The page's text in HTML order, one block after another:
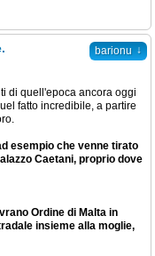
barionu ↓
di quell'epoca ancora oggi
fatto incredibile, a partire
esempio che venne tirato
Caetani, proprio dove
Ordine di Malta in
insieme alla moglie,